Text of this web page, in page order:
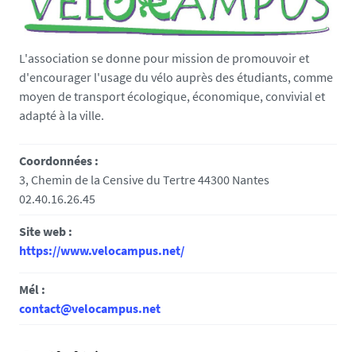
L'association se donne pour mission de promouvoir et
d'encourager l'usage du vélo auprès des étudiants, comme
moyen de transport écologique, économique, convivial et
adapté à la ville.
Coordonnées :
3, Chemin de la Censive du Tertre 44300 Nantes
02.40.16.26.45
Site web :
https://www.velocampus.net/
Mél :
contact@velocampus.net